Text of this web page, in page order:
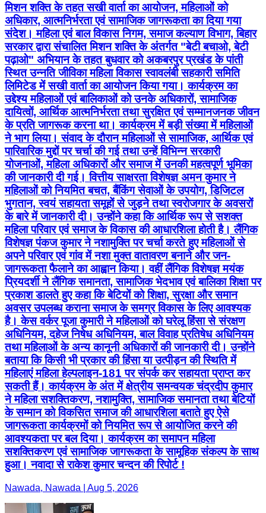
मिशन शक्ति के तहत सखी वार्ता का आयोजन, महिलाओं को
अधिकार, आत्मनिर्भरता एवं सामाजिक जागरूकता का दिया गया
संदेश। महिला एवं बाल विकास निगम, समाज कल्याण विभाग, बिहार
सरकार द्वारा संचालित मिशन शक्ति के अंतर्गत "बेटी बचाओ, बेटी
पढ़ाओ" अभियान के तहत बुधवार को अकबरपुर प्रखंड के पांती
स्थित उन्नति जीविका महिला विकास स्वावलंबी सहकारी समिति
लिमिटेड में सखी वार्ता का आयोजन किया गया। कार्यक्रम का
उद्देश्य महिलाओं एवं बालिकाओं को उनके अधिकारों, सामाजिक
दायित्वों, आर्थिक आत्मनिर्भरता तथा सुरक्षित एवं सम्मानजनक जीवन
के प्रति जागरूक करना था। कार्यक्रम में बड़ी संख्या में महिलाओं
ने भाग लिया। संवाद के दौरान महिलाओं से सामाजिक, आर्थिक एवं
पारिवारिक मुद्दों पर चर्चा की गई तथा उन्हें विभिन्न सरकारी
योजनाओं, महिला अधिकारों और समाज में उनकी महत्वपूर्ण भूमिका
की जानकारी दी गई। वित्तीय साक्षरता विशेषज्ञ अमन कुमार ने
महिलाओं को नियमित बचत, बैंकिंग सेवाओं के उपयोग, डिजिटल
भुगतान, स्वयं सहायता समूहों से जुड़ने तथा स्वरोजगार के अवसरों
के बारे में जानकारी दी। उन्होंने कहा कि आर्थिक रूप से सशक्त
महिला परिवार एवं समाज के विकास की आधारशिला होती है। लैंगिक
विशेषज्ञ पंकज कुमार ने नशामुक्ति पर चर्चा करते हुए महिलाओं से
अपने परिवार एवं गांव में नशा मुक्त वातावरण बनाने और जन-
जागरूकता फैलाने का आह्वान किया। वहीं लैंगिक विशेषज्ञ मयंक
प्रियदर्शी ने लैंगिक समानता, सामाजिक भेदभाव एवं बालिका शिक्षा पर
प्रकाश डालते हुए कहा कि बेटियों को शिक्षा, सुरक्षा और समान
अवसर उपलब्ध कराना समाज के समग्र विकास के लिए आवश्यक
है। केस वर्कर पूजा कुमारी ने महिलाओं को घरेलू हिंसा से संरक्षण
अधिनियम, दहेज निषेध अधिनियम, बाल विवाह प्रतिषेध अधिनियम
तथा महिलाओं के अन्य कानूनी अधिकारों की जानकारी दी। उन्होंने
बताया कि किसी भी प्रकार की हिंसा या उत्पीड़न की स्थिति में
महिलाएं महिला हेल्पलाइन-181 पर संपर्क कर सहायता प्राप्त कर
सकती हैं। कार्यक्रम के अंत में क्षेत्रीय समन्वयक चंद्रदीप कुमार
ने महिला सशक्तिकरण, नशामुक्ति, सामाजिक समानता तथा बेटियों
के सम्मान को विकसित समाज की आधारशिला बताते हुए ऐसे
जागरूकता कार्यक्रमों को नियमित रूप से आयोजित करने की
आवश्यकता पर बल दिया। कार्यक्रम का समापन महिला
सशक्तिकरण एवं सामाजिक जागरूकता के सामूहिक संकल्प के साथ
हुआ। नवादा से राकेश कुमार चन्दन की रिपोर्ट !
Nawada, Nawada | Aug 5, 2026